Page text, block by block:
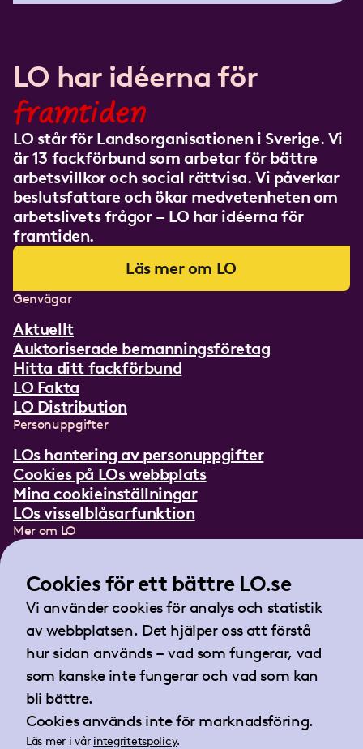
LO har idéerna för
framtiden
LO står för Landsorganisationen i Sverige. Vi
är 13 fackförbund som arbetar för bättre
arbetsvillkor och social rättvisa. Vi påverkar
beslutsfattare och ökar medvetenheten om
arbetslivets frågor – LO har idéerna för
framtiden.
Läs mer om LO
Genvägar
Aktuellt
Auktoriserade bemanningsföretag
Hitta ditt fackförbund
LO Fakta
LO Distribution
Personuppgifter
LOs hantering av personuppgifter
Cookies på LOs webbplats
Mina cookieinställningar
LOs visselblåsarfunktion
Mer om LO
Lättläst om LO
Teckenspråksfilm
Tidningen Arbetet
Landsorganisationen i Sverige
Barnhusgatan 18
105 53 Stockholm
Tel:08-796 25 00
Fax:08-796 25 17
Cookies för ett bättre LO.se
Vi använder cookies för analys och statistik
av webbplatsen. Det hjälper oss att förstå
hur sidan används – vad som fungerar, vad
som kanske inte fungerar och vad som kan
bli bättre.
Cookies används inte för marknadsföring.
Läs mer i vår integritetspolicy.